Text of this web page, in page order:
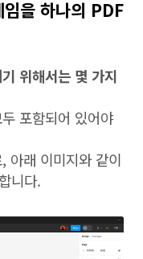
을 하나의 PDF
위해서는 몇 가지
포함되어 있어야
아래 이미지와 같이
니다.